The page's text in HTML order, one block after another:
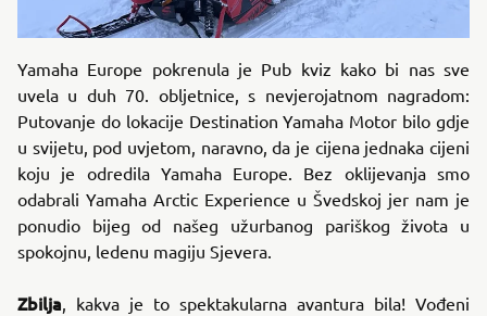
Yamaha Europe pokrenula je Pub kviz kako bi nas sve
uvela u duh 70. obljetnice, s nevjerojatnom nagradom:
Putovanje do lokacije Destination Yamaha Motor bilo gdje
u svijetu, pod uvjetom, naravno, da je cijena jednaka cijeni
koju je odredila Yamaha Europe. Bez oklijevanja smo
odabrali Yamaha Arctic Experience u Švedskoj jer nam je
ponudio bijeg od našeg užurbanog pariškog života u
spokojnu, ledenu magiju Sjevera.
Zbilja, kakva je to spektakularna avantura bila! Vođeni